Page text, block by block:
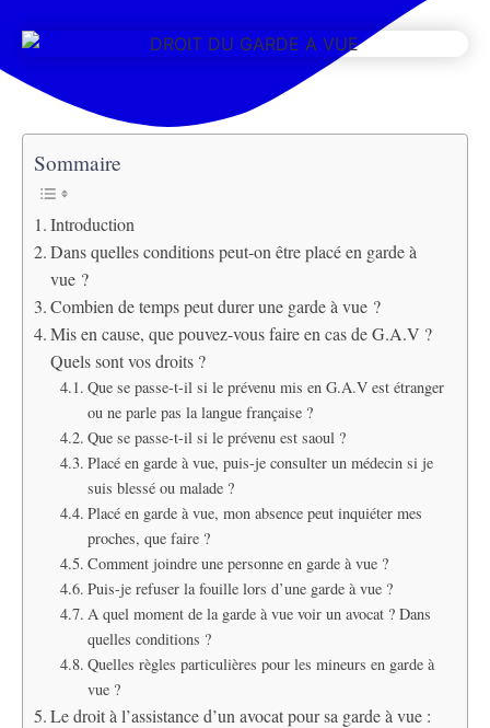
Sommaire
Introduction
Dans quelles conditions peut-on être placé en garde à
vue ?
Combien de temps peut durer une garde à vue ?
Mis en cause, que pouvez-vous faire en cas de G.A.V ?
Quels sont vos droits ?
Que se passe-t-il si le prévenu mis en G.A.V est étranger
ou ne parle pas la langue française ?
Que se passe-t-il si le prévenu est saoul ?
Placé en garde à vue, puis-je consulter un médecin si je
suis blessé ou malade ?
Placé en garde à vue, mon absence peut inquiéter mes
proches, que faire ?
Comment joindre une personne en garde à vue ?
Puis-je refuser la fouille lors d’une garde à vue ?
A quel moment de la garde à vue voir un avocat ? Dans
quelles conditions ?
Quelles règles particulières pour les mineurs en garde à
vue ?
Le droit à l’assistance d’un avocat pour sa garde à vue :